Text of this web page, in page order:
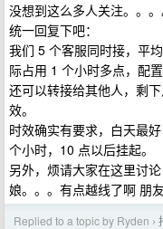
没想到这么多人关注。。。
统一回复下吧：
我们 5 个客服同时接，平
际占用 1 个小时多点，配
还可以转接给其他人，剩
效。
时效确实有要求，白天最
个小时，10 点以后挂起。
另外，烦请大家在这里讨
娘。。。有点越线了啊 朋
Replied to a topic by Ryden ›